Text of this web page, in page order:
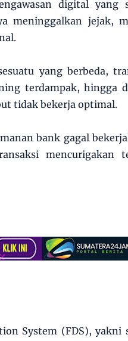
digital yang
meninggalkan jejak,
yang berbeda,
terdampak, hingga
tidak bekerja optimal.
bank gagal
mencurigakan
System (FDS), yakni